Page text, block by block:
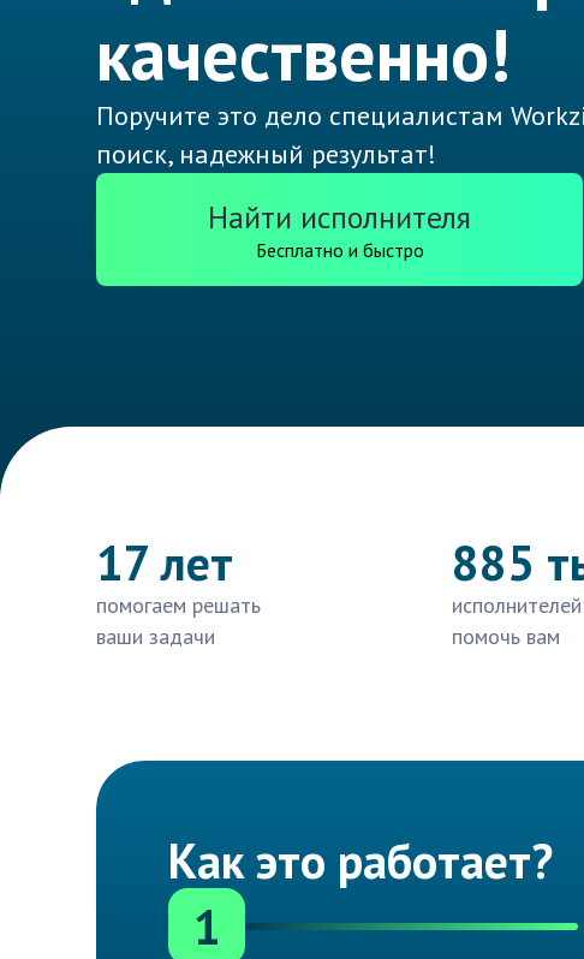
качественно!
Поручите это дело специалистам
поиск, надежный результат!
Найти исполнителя
Бесплатно и быстро
17 лет
помогаем решать
ваши задачи
885
помочь вам
Как это работает?
1